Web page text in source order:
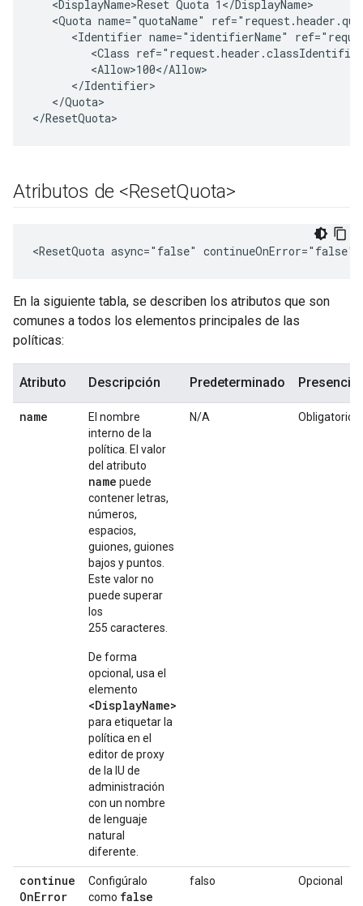
   <DisplayName>Reset Quota 1</DisplayName>
<Quota name="quotaName"
<Identifier name="identifierName"
<Class
         <Allow>100</Allow>
      </Identifier>
   </Quota>
</ResetQuota>
Atributos de <ResetQuota>
<ResetQuota async="false" continueOnError="false"
En la siguiente tabla, se describen los atributos que son
comunes a todos los elementos principales de las
políticas:
Atributo Descripción Predeterminado Presencia
name
El nombre
interno de la
política. El valor
del atributo
name puede
contener letras,
números,
espacios,
guiones, guiones
bajos y puntos.
Este valor no
puede superar
los
255 caracteres.
De forma
opcional, usa el
elemento
<DisplayName>
para etiquetar la
política en el
editor de proxy
de la IU de
administración
con un nombre
de lenguaje
natural
diferente.
N/A Obligatorio
continue
OnError
Configúralo
como false
falso Opcional